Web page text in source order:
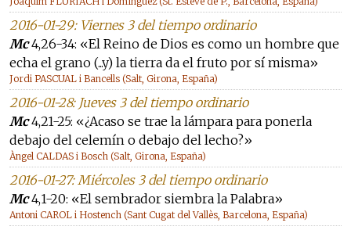
2016-01-29: Viernes 3 del tiempo ordinario
Mc4,26-34: «El Reino de Dios es como un hombre que
echa el grano (...y) la tierra da el fruto por sí misma»
Jordi PASCUAL i Bancells (Salt, Girona, España)
2016-01-28: Jueves 3 del tiempo ordinario
Mc4,21-25: «¿Acaso se trae la lámpara para ponerla
debajo del celemín o debajo del lecho?»
Àngel CALDAS i Bosch (Salt, Girona, España)
2016-01-27: Miércoles 3 del tiempo ordinario
Mc4,1-20: «El sembrador siembra la Palabra»
Antoni CAROL i Hostench (Sant Cugat del Vallès, Barcelona, España)